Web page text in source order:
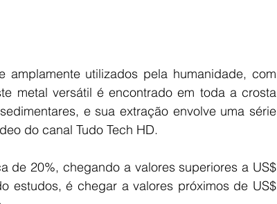
utilizados pela humanidade, com
metal versátil é encontrado em toda a crosta
e sua extração envolve uma série
do canal Tudo Tech HD.
de 20%, chegando a valores superiores a US$
estudos, é chegar a valores próximos de US$